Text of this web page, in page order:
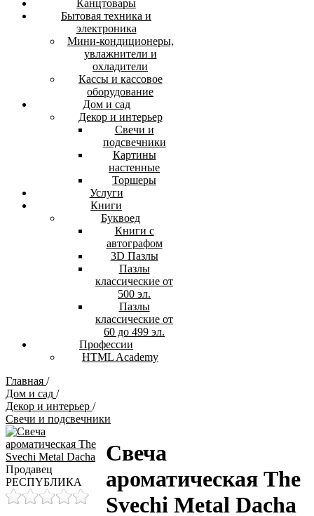
Канцтовары
Бытовая техника и
электроника
Мини-кондиционеры,
увлажнители и
охладители
Кассы и кассовое
оборудование
Дом и сад
Декор и интерьер
Свечи и
подсвечники
Картины
настенные
Торшеры
Услуги
Книги
Буквоед
Книги с
автографом
3D Пазлы
Пазлы
классические от
500 эл.
Пазлы
классические от
60 до 499 эл.
Профессии
HTML Academy
Главная /
Дом и сад /
Декор и интерьер /
Свечи и подсвечники
Продавец
РЕСПYБЛИКА
Свеча
ароматическая The
Svechi Metal Dacha